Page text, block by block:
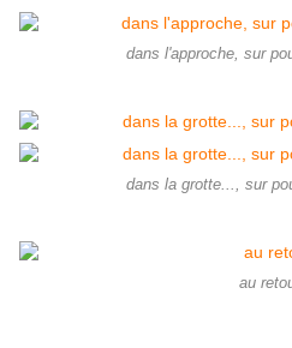
dans l'approche, sur
dans la grotte..., sur
au